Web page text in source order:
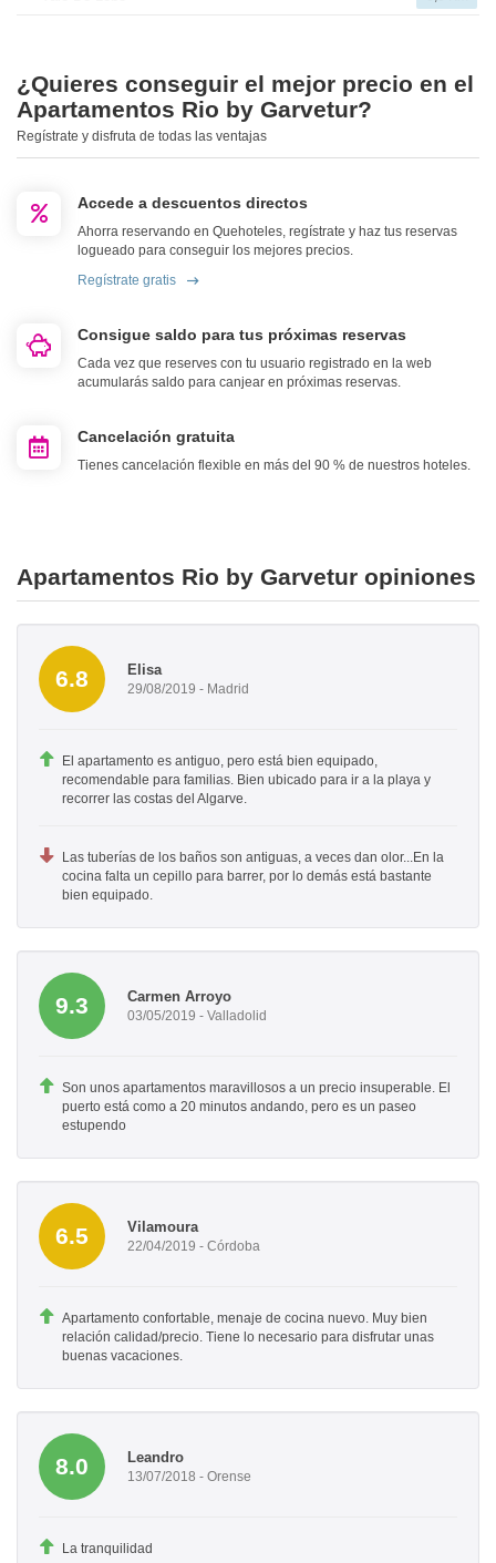
¿Quieres conseguir el mejor precio en el
Apartamentos Rio by Garvetur?
Regístrate y disfruta de todas las ventajas
Accede a descuentos directos
Ahorra reservando en Quehoteles, regístrate y haz tus reservas
logueado para conseguir los mejores precios.
Regístrate gratis
Consigue saldo para tus próximas reservas
Cada vez que reserves con tu usuario registrado en la web
acumularás saldo para canjear en próximas reservas.
Cancelación gratuita
Tienes cancelación flexible en más del 90 % de nuestros hoteles.
Apartamentos Rio by Garvetur opiniones
6.8 Elisa
29/08/2019 - Madrid
El apartamento es antiguo, pero está bien equipado,
recomendable para familias. Bien ubicado para ir a la playa y
recorrer las costas del Algarve.
Las tuberías de los baños son antiguas, a veces dan olor...En la
cocina falta un cepillo para barrer, por lo demás está bastante
bien equipado.
9.3 Carmen Arroyo
03/05/2019 - Valladolid
Son unos apartamentos maravillosos a un precio insuperable. El
puerto está como a 20 minutos andando, pero es un paseo
estupendo
6.5 Vilamoura
22/04/2019 - Córdoba
Apartamento confortable, menaje de cocina nuevo. Muy bien
relación calidad/precio. Tiene lo necesario para disfrutar unas
buenas vacaciones.
8.0 Leandro
13/07/2018 - Orense
La tranquilidad